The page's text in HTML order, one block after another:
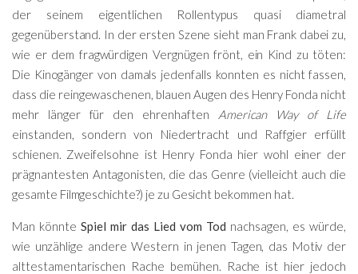
der seinem eigentlichen Rollentypus quasi diametral
gegenüberstand. In der ersten Szene sieht man Frank dabei zu,
wie er dem fragwürdigen Vergnügen frönt, ein Kind zu töten:
Die Kinogänger von damals jedenfalls konnten es nicht fassen,
dass die reingewaschenen, blauen Augen des Henry Fonda nicht
mehr länger für den ehrenhaften American Way of Life
einstanden, sondern von Niedertracht und Raffgier erfüllt
schienen. Zweifelsohne ist Henry Fonda hier wohl einer der
prägnantesten Antagonisten, die das Genre (vielleicht auch die
gesamte Filmgeschichte?) je zu Gesicht bekommen hat.
Man könnteSpiel mir das Lied vom Tod nachsagen, es würde,
wie unzählige andere Western in jenen Tagen, das Motiv der
alttestamentarischen Rache bemühen. Rache ist hier jedoch